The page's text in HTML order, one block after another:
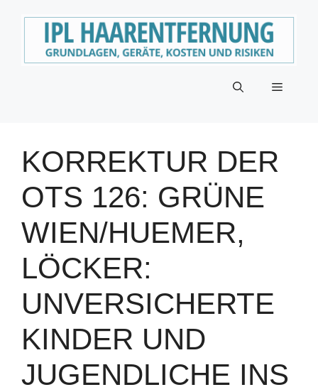
Menü
KORREKTUR DER
OTS 126: GRÜNE
WIEN/HUEMER,
LÖCKER:
UNVERSICHERTE
KINDER UND
JUGENDLICHE INS